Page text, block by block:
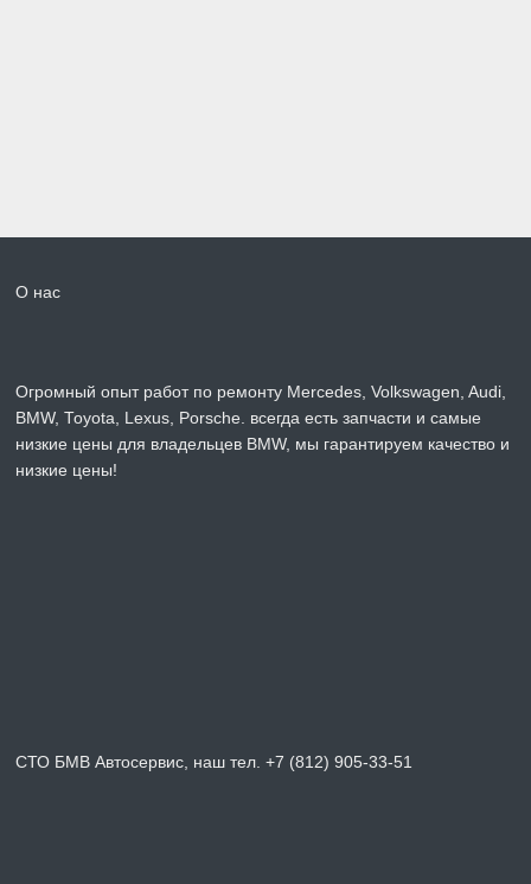
О нас
Огромный опыт работ по ремонту Mercedes, Volkswagen, Audi,
BMW, Toyota, Lexus, Porsche. всегда есть запчасти и самые
низкие цены для владельцев BMW, мы гарантируем качество и
низкие цены!
СТО БМВ Автосервис, наш тел. +7 (812) 905-33-51